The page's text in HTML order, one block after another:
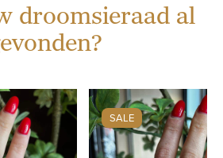
droomsieraad al
SALE